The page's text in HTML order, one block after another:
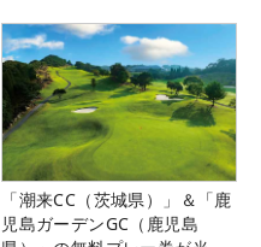
「潮来CC（茨城県）」＆「鹿
児島ガーデンGC（鹿児島